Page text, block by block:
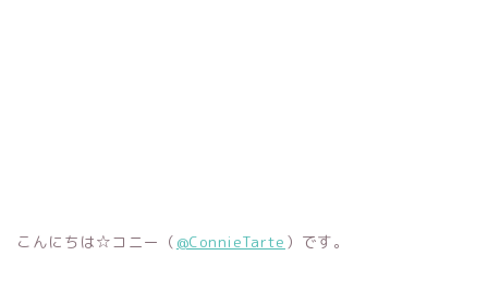
こんにちは☆コニー（ @ConnieTarte ）です。